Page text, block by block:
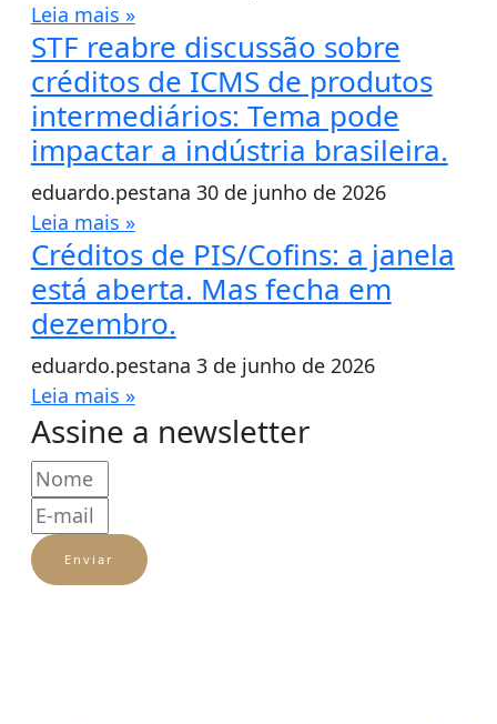
Leia mais »
STF reabre discussão sobre
créditos de ICMS de produtos
intermediários: Tema pode
impactar a indústria brasileira.
eduardo.pestana 30 de junho de 2026
Leia mais »
Créditos de PIS/Cofins: a janela
está aberta. Mas fecha em
dezembro.
eduardo.pestana 3 de junho de 2026
Leia mais »
Assine a newsletter
Enviar